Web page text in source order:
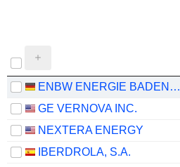
ENBW ENERGIE BADEN-WÜRTTEMBERG AG
GE VERNOVA INC.
NEXTERA ENERGY
IBERDROLA, S.A.